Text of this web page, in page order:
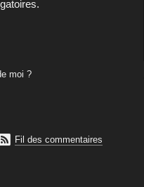
moi ?
 Fil des commentaires